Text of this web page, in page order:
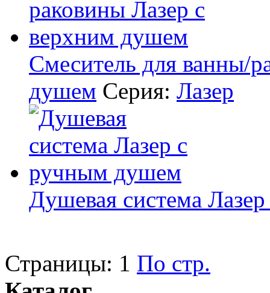
Смеситель для ванны/
душем Серия: Лазер
Душевая система
Страницы: 1 По стр.